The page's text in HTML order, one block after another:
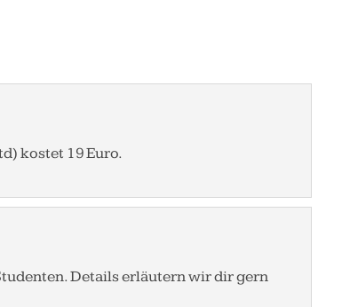
kostet 19 Euro.
Details erläutern wir dir gern